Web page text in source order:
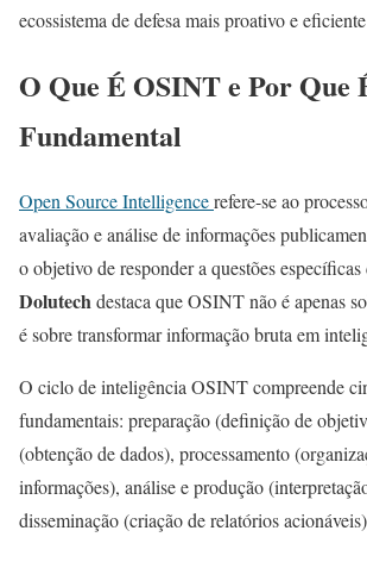
ecossistema de defesa mais proativo e
O Que É OSINT e Por Que
Fundamental
Open Source Intelligencerefere-se ao
avaliação e análise de informações
o objetivo de responder a questões
Dolutechdestaca que OSINT não é apenas
é sobre transformar informação bruta em
O ciclo de inteligência OSINT compreende
fundamentais: preparação (definição de
(obtenção de dados), processamento
informações), análise e produção
disseminação (criação de relatórios